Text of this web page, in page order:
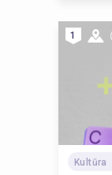
1
Kultūra